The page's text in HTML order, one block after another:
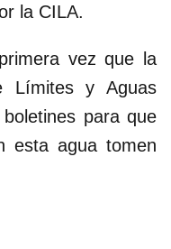
la CILA.
vez que la
Límites y Aguas
para que
esta agua tomen